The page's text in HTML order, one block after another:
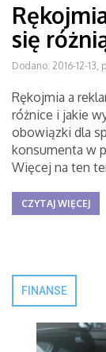
się
Dodano: 2016-12-13,
Rękojmia a
różnice i jakie
obowiązki dla
konsumenta w
Więcej na ten
CZYTAJ WIĘCEJ
FINANSE